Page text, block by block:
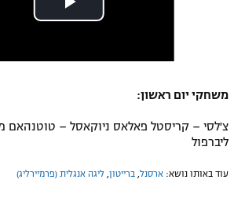
משחקי יום ראשון:
צ'לסי – קריסטל פאלאס ניוקאסל – טוטנהאם
ליברפול
עוד באותו נושא: ארסנל ברייטון ליגה אנגלית (פרמיירליג)